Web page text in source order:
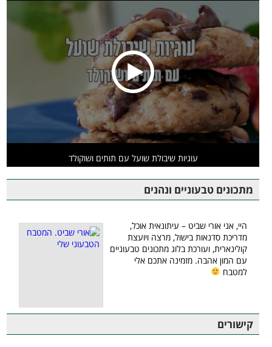
עוגיות שיבולת שועל עם תותים ושוקולד
מתכונים טבעוניים ונהנים
היי, אני אורי שביט – עיתונאית אוכל,
מדריכת סדנאות בישול, מרצה ויועצת
קולינארית, ועורכת בלוג מתכונים טבעוניים
עם המון אהבה. מזמינה אתכם אלי
למטבח
קישורים